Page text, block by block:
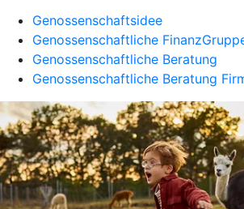
Genossenschaftsidee
Genossenschaftliche
Genossenschaftliche Beratung
Genossenschaftliche Beratung